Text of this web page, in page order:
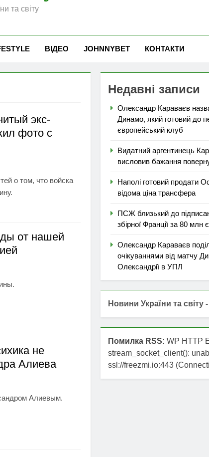
та світу
ВІДЕО JOHNNYBET КОНТАКТИ
экс-
фото с
о том, что войска
от нашей
не
Алиева
Алиевым.
Недавні записи
Олександр Караваєв
Динамо, який готовий до
європейський клуб
Видатний аргентинець
висловив бажання
Наполі готовий продати
відома ціна трансфера
ПСЖ близький до
збірної Франції за 80 млн
Олександр Караваєв
очікуваннями від матчу
Олександрії в УПЛ
Новини України та світу
Помилка RSS: WP HTTP
stream_socket_client():
ssl://freezmi.io:443